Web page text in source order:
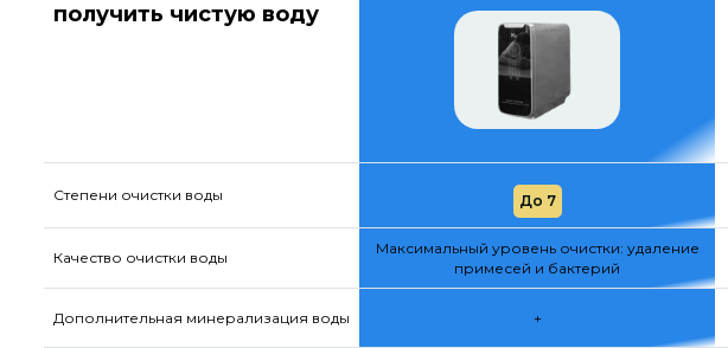
получить чистую воду
Степени очистки воды До 7
Качество очистки воды
Максимальный уровень очистки: удаление
примесей и бактерий
Дополнительная минерализация воды +